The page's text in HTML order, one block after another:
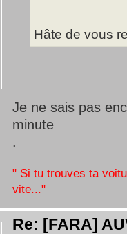
Hâte de vous
Je ne sais pas
minute
.
" Si tu trouves ta
vite..."
Re: [FARA]